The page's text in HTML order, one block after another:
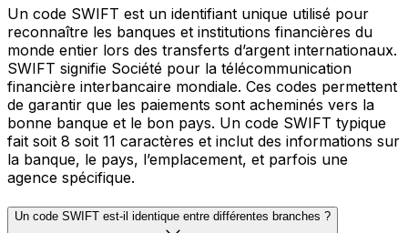
Un code SWIFT est un identifiant unique utilisé pour
reconnaître les banques et institutions financières du
monde entier lors des transferts d’argent internationaux.
SWIFT signifie Société pour la télécommunication
financière interbancaire mondiale. Ces codes permettent
de garantir que les paiements sont acheminés vers la
bonne banque et le bon pays. Un code SWIFT typique
fait soit 8 soit 11 caractères et inclut des informations sur
la banque, le pays, l’emplacement, et parfois une
agence spécifique.
Un code SWIFT est-il identique entre différentes branches ?